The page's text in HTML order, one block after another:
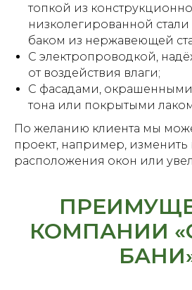
топкой из
низколегированной
баком из нержавеющей
С электропроводкой,
от воздействия влаги;
С фасадами,
тона или покрытыми
По желанию клиента мы
проект, например, изменить
расположения окон или
КОМПАНИИ